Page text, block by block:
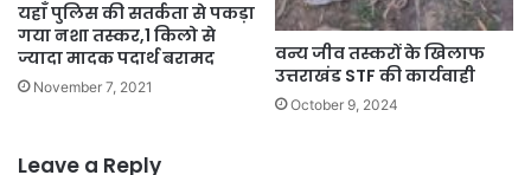
यहाँ पुलिस की सतर्कता से पकड़ा
गया नशा तस्कर,1 किलो से
ज्यादा मादक पदार्थ बरामद
November 7, 2021
वन्य जीव तस्करों के खिलाफ
उत्तराखंड STF की कार्यवाही
October 9, 2024
Leave a Reply